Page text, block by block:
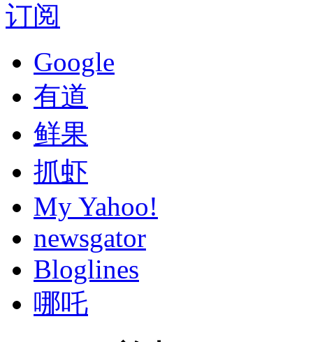
订阅
Google
有道
鲜果
抓虾
My Yahoo!
newsgator
Bloglines
哪吒